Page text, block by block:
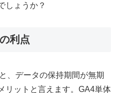
しょうか？
利点
、データの保持期間が無期
リットと言えます。GA4単体